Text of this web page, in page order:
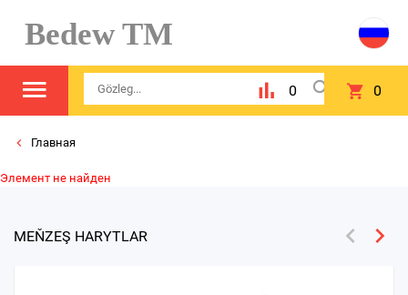
Bedew TM
0 0
Главная
Элемент не найден
MEŇZEŞ HARYTLAR